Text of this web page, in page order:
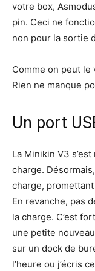
votre box,
pin. Ceci ne
non pour la sortie
Comme on peut
Rien ne manque
Un port
La Minikin V3
charge.
charge,
En revanche, pas
la charge. C’est
une petite
sur un dock de
l’heure ou j’écris